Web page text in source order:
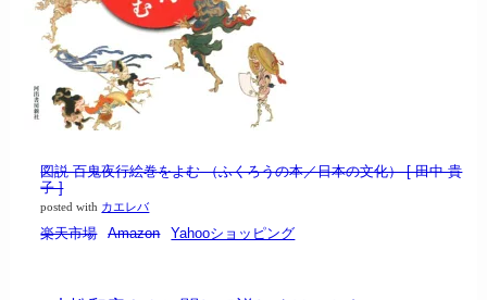
図説 百鬼夜行絵巻をよむ （ふくろうの本／日本の文化） [ 田中 貴
子 ]
posted with カエレバ
楽天市場 Amazon Yahooショッピング